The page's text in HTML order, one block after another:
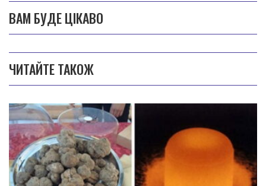
ВАМ БУДЕ ЦІКАВО
ЧИТАЙТЕ ТАКОЖ